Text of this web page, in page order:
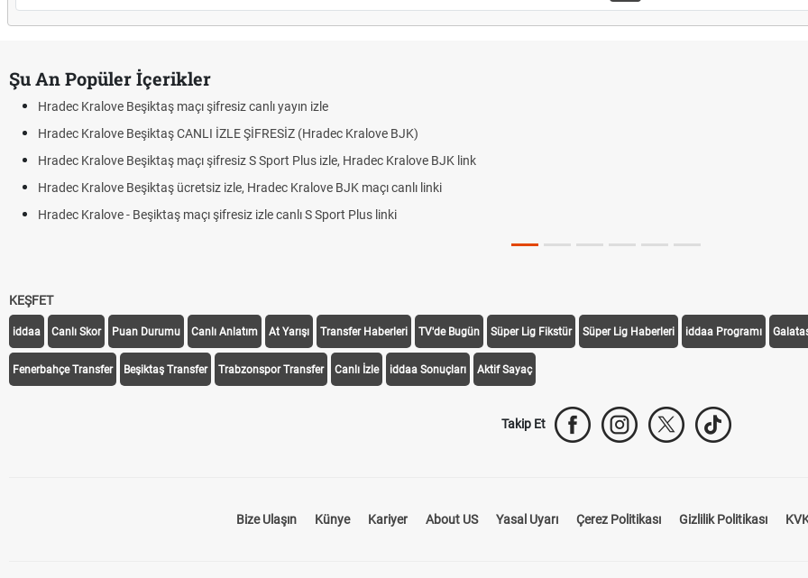
Şu An Popüler İçerikler
Hradec Kralove Beşiktaş maçı şifresiz canlı yayın izle
Hradec Kralove Beşiktaş CANLI İZLE ŞİFRESİZ (Hradec Kralove BJK)
Hradec Kralove Beşiktaş maçı şifresiz S Sport Plus izle, Hradec Kralove BJK link
Hradec Kralove Beşiktaş ücretsiz izle, Hradec Kralove BJK maçı canlı linki
Hradec Kralove - Beşiktaş maçı şifresiz izle canlı S Sport Plus linki
KEŞFET
iddaa Canlı Skor Puan Durumu Canlı Anlatım At Yarışı Transfer Haberleri TV'de Bugün Süper Lig Fikstür Süper Lig Haberleri iddaa Programı
Fenerbahçe Transfer Beşiktaş Transfer Trabzonspor Transfer Canlı İzle iddaa Sonuçları Aktif Sayaç
Takip Et
Bize Ulaşın Künye Kariyer About US Yasal Uyarı Çerez Politikası Gizlilik Politikası